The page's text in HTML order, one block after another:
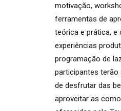
motivação,
ferramentas de
teórica e prática, e
experiências
programação de
participantes terão
de desfrutar das
aproveitar as